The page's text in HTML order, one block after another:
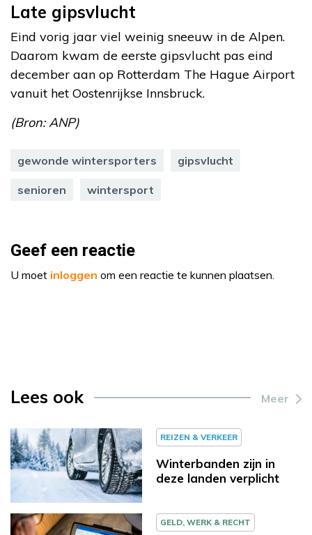
Late gipsvlucht
Eind vorig jaar viel weinig sneeuw in de Alpen.
Daarom kwam de eerste gipsvlucht pas eind
december aan op Rotterdam The Hague Airport
vanuit het Oostenrijkse Innsbruck.
(Bron: ANP)
gewonde wintersporters gipsvlucht
senioren wintersport
Geef een reactie
U moet inloggen om een reactie te kunnen plaatsen.
Lees ook Meer
REIZEN & VERKEER
Winterbanden zijn in
deze landen verplicht
GELD, WERK & RECHT